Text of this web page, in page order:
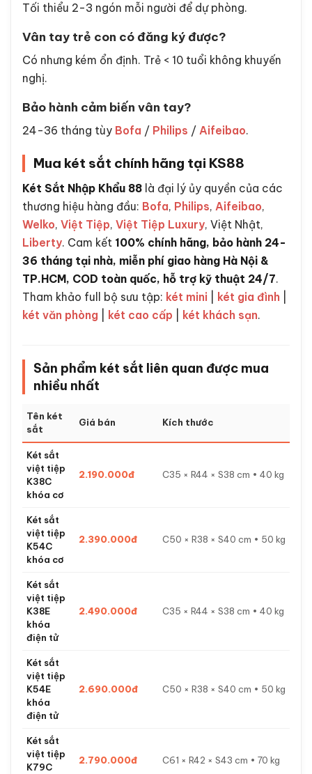
Tối thiểu 2-3 ngón mỗi người để dự phòng.
Vân tay trẻ con có đăng ký được?
Có nhưng kém ổn định. Trẻ < 10 tuổi không khuyến
nghị.
Bảo hành cảm biến vân tay?
24-36 tháng tùy Bofa / Philips / Aifeibao.
Mua két sắt chính hãng tại KS88
Két Sắt Nhập Khẩu 88 là đại lý ủy quyền của các
thương hiệu hàng đầu: Bofa, Philips, Aifeibao,
Welko, Việt Tiệp, Việt Tiệp Luxury, Việt Nhật,
Liberty. Cam kết 100% chính hãng, bảo hành 24-
36 tháng tại nhà, miễn phí giao hàng Hà Nội &
TP.HCM, COD toàn quốc, hỗ trợ kỹ thuật 24/7.
Tham khảo full bộ sưu tập: két mini két gia đình
két văn phòng
két cao cấp két khách sạn.
Sản phẩm két sắt liên quan được mua
nhiều nhất
Tên két
sắt
Giá bán Kích thước
Két sắt
việt tiệp
K38C
khóa cơ
2.190.000đ C35 × R44 × S38 cm • 40 kg
Két sắt
việt tiệp
K54C
khóa cơ
2.390.000đ C50 × R38 × S40 cm • 50 kg
Két sắt
việt tiệp
K38E
khóa
điện tử
2.490.000đ C35 × R44 × S38 cm • 40 kg
Két sắt
việt tiệp
K54E
khóa
điện tử
2.690.000đ C50 × R38 × S40 cm • 50 kg
Két sắt
việt tiệp
K79C
2.790.000đ C61 × R42 × S43 cm • 70 kg